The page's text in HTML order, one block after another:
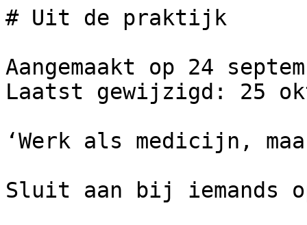
# Uit de praktijk
Aangemaakt op 24
Laatst gewijzigd: 25
‘Werk als medicijn,
Sluit aan bij iemands